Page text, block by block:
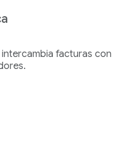
facturas con